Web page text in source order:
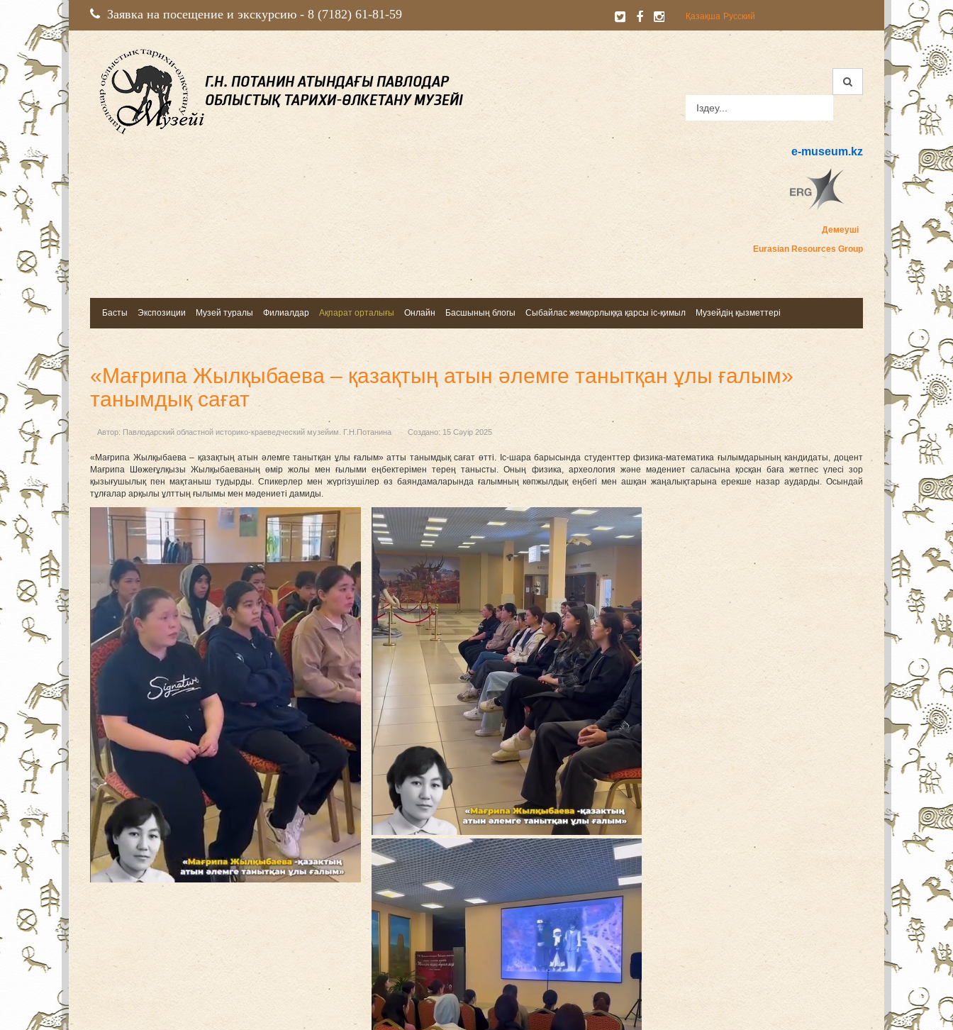
Заявка на посещение и экскурсию - 8 (7182) 61-81-59 Қазақша Русский
e-museum.kz
Демеуші
Eurasian Resources Group
Басты Экспозиции Музей туралы Филиалдар Ақпарат орталығы Онлайн Басшының блогы Сыбайлас жемқорлыққа қарсы іс-қимыл Музейдің қызметтері
«Мағрипа Жылқыбаева – қазақтың атын әлемге танытқан ұлы ғалым»
танымдық сағат
Автор: Павлодарский областной историко-краеведческий музейим. Г.Н.Потанина Создано: 15 Сәуір 2025
«Мағрипа Жылқыбаева – қазақтың атын әлемге танытқан ұлы ғалым» атты танымдық сағат өтті. Іс-шара барысында студенттер физика-математика ғылымдарының кандидаты, доцент
Мағрипа Шөжеғұлқызы Жылқыбаеваның өмір жолы мен ғылыми еңбектерімен терең танысты. Оның физика, археология және мәдениет саласына қосқан баға жетпес үлесі зор
қызығушылық пен мақтаныш тудырды. Спикерлер мен жүргізушілер өз баяндамаларында ғалымның көпжылдық еңбегі мен ашқан жаңалықтарына ерекше назар аударды. Осындай
тұлғалар арқылы ұлттың ғылымы мен мәдениеті дамиды.